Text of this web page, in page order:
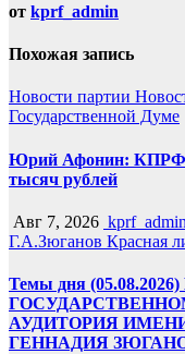
от kprf_admin
Похожая запись
Новости партии
Государственной Думе
Юрий Афонин: КПРФ
тысяч рублей
Авг 7, 2026 kprf_admin
Г.А.Зюганов Красная
Темы дня
АУДИТОРИЯ
ГЕННАДИЯ